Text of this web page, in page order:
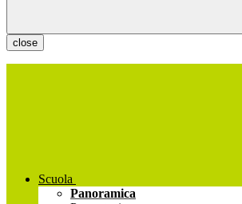
close
Scuola
Panoramica